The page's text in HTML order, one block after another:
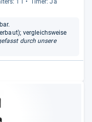
1 l Timer: Ja
vergleichsweise
durch unsere